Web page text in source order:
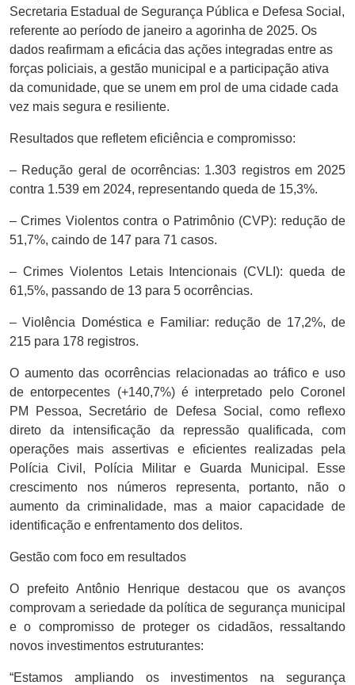
Secretaria Estadual de Segurança Pública e Defesa Social,
referente ao período de janeiro a agorinha de 2025. Os
dados reafirmam a eficácia das ações integradas entre as
forças policiais, a gestão municipal e a participação ativa
da comunidade, que se unem em prol de uma cidade cada
vez mais segura e resiliente.
Resultados que refletem eficiência e compromisso:
– Redução geral de ocorrências: 1.303 registros em 2025
contra 1.539 em 2024, representando queda de 15,3%.
– Crimes Violentos contra o Patrimônio (CVP): redução de
51,7%, caindo de 147 para 71 casos.
– Crimes Violentos Letais Intencionais (CVLI): queda de
61,5%, passando de 13 para 5 ocorrências.
– Violência Doméstica e Familiar: redução de 17,2%, de
215 para 178 registros.
O aumento das ocorrências relacionadas ao tráfico e uso
de entorpecentes (+140,7%) é interpretado pelo Coronel
PM Pessoa, Secretário de Defesa Social, como reflexo
direto da intensificação da repressão qualificada, com
operações mais assertivas e eficientes realizadas pela
Polícia Civil, Polícia Militar e Guarda Municipal. Esse
crescimento nos números representa, portanto, não o
aumento da criminalidade, mas a maior capacidade de
identificação e enfrentamento dos delitos.
Gestão com foco em resultados
O prefeito Antônio Henrique destacou que os avanços
comprovam a seriedade da política de segurança municipal
e o compromisso de proteger os cidadãos, ressaltando
novos investimentos estruturantes:
“Estamos ampliando os investimentos na segurança